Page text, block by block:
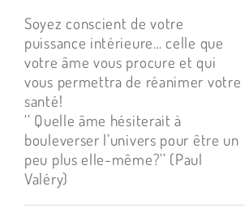
Soyez conscient de votre
puissance intérieure… celle que
votre âme vous procure et qui
vous permettra de réanimer votre
santé!
‘’ Quelle âme hésiterait à
bouleverser l’univers pour être un
peu plus elle-même?’’ (Paul
Valéry)